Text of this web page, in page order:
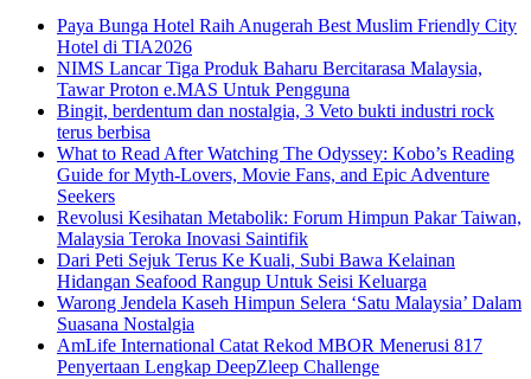
Paya Bunga Hotel Raih Anugerah Best Muslim Friendly City
Hotel di TIA2026
NIMS Lancar Tiga Produk Baharu Bercitarasa Malaysia,
Tawar Proton e.MAS Untuk Pengguna
Bingit, berdentum dan nostalgia, 3 Veto bukti industri rock
terus berbisa
What to Read After Watching The Odyssey: Kobo’s Reading
Guide for Myth-Lovers, Movie Fans, and Epic Adventure
Seekers
Revolusi Kesihatan Metabolik: Forum Himpun Pakar Taiwan,
Malaysia Teroka Inovasi Saintifik
Dari Peti Sejuk Terus Ke Kuali, Subi Bawa Kelainan
Hidangan Seafood Rangup Untuk Seisi Keluarga
Warong Jendela Kaseh Himpun Selera ‘Satu Malaysia’ Dalam
Suasana Nostalgia
AmLife International Catat Rekod MBOR Menerusi 817
Penyertaan Lengkap DeepZleep Challenge